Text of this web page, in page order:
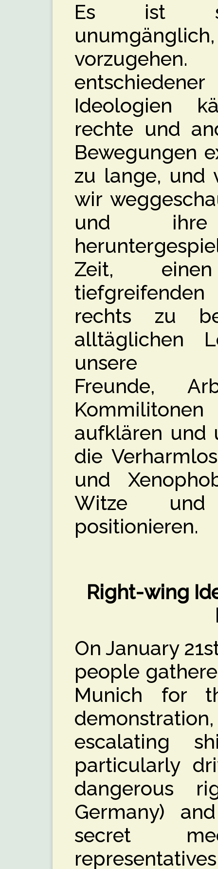
Es ist
Ideologien
rechte und
Bewegungen
zu lange, und
wir
und ihre
Zeit,
rechts zu
alltäglichen
unsere
Freunde,
aufklären und
die
und
Witze und
positionieren.
Right-wing
On January
people
Munich for
escalating
particularly
dangerous
Germany)
secret